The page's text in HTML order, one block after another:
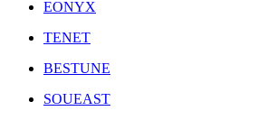
EONYX
TENET
BESTUNE
SOUEAST